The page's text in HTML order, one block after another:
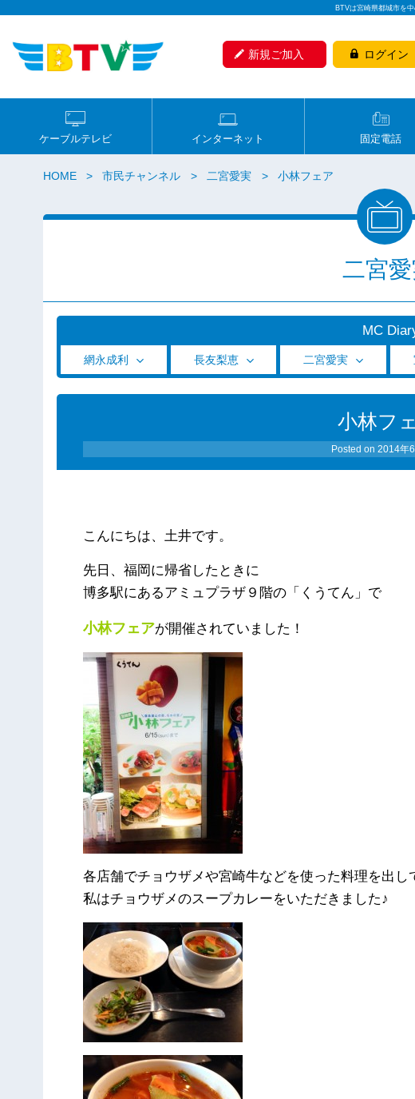
BTVは宮崎県都城市を
新規ご加入 ログイン
ケーブルテレビ インターネット 固定電話
HOME 市民チャンネル 二宮愛実 小林フェア
二宮
MC
網永成利 長友梨恵 二宮愛実
小林フ
Posted on2014年
こんにちは、土井です。
先日、福岡に帰省したときに
博多駅にあるアミュプラザ９階の「くうてん」で
小林フェアが開催されていました！
各店舗でチョウザメや宮崎牛などを使った料理を出し
私はチョウザメのスープカレーをいただきました♪